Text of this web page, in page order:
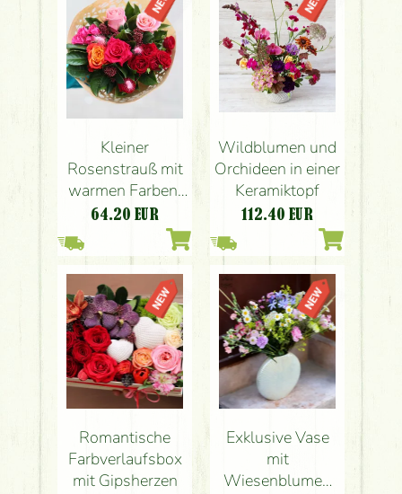
Kleiner
Rosenstrauß mit
warmen Farben,
Hasenohren (7
64.20 EUR
Wildblumen und
Orchideen in einer
Keramiktopf
112.40 EUR
Romantische
Farbverlaufsbox
mit Gipsherzen
Exklusive Vase
mit
Wiesenblumen